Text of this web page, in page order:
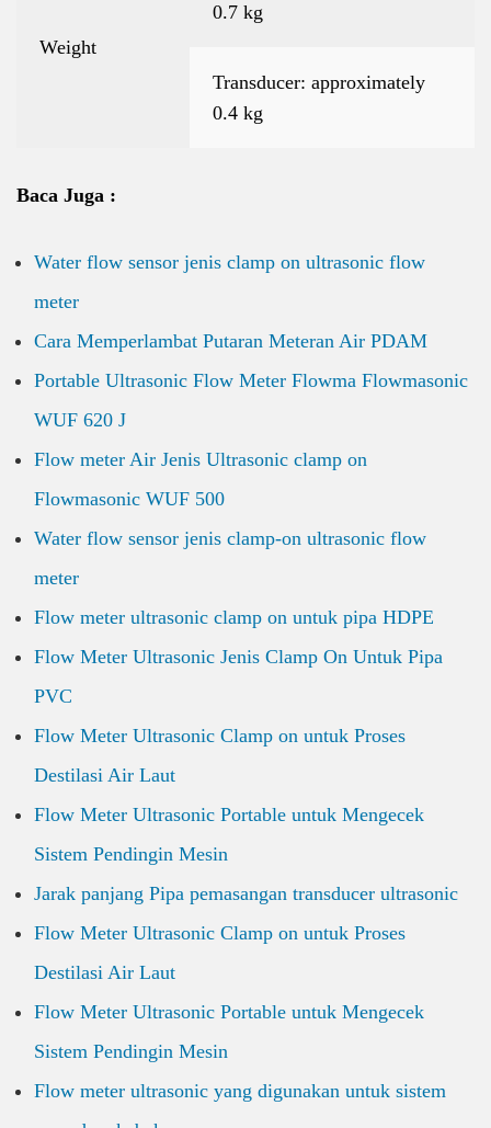
Weight
0.7 kg
Transducer: approximately
0.4 kg
Baca Juga :
Water flow sensor jenis clamp on ultrasonic flow
meter
Cara Memperlambat Putaran Meteran Air PDAM
Portable Ultrasonic Flow Meter Flowma Flowmasonic
WUF 620 J
Flow meter Air Jenis Ultrasonic clamp on
Flowmasonic WUF 500
Water flow sensor jenis clamp-on ultrasonic flow
meter
Flow meter ultrasonic clamp on untuk pipa HDPE
Flow Meter Ultrasonic Jenis Clamp On Untuk Pipa
PVC
Flow Meter Ultrasonic Clamp on untuk Proses
Destilasi Air Laut
Flow Meter Ultrasonic Portable untuk Mengecek
Sistem Pendingin Mesin
Jarak panjang Pipa pemasangan transducer ultrasonic
Flow Meter Ultrasonic Clamp on untuk Proses
Destilasi Air Laut
Flow Meter Ultrasonic Portable untuk Mengecek
Sistem Pendingin Mesin
Flow meter ultrasonic yang digunakan untuk sistem